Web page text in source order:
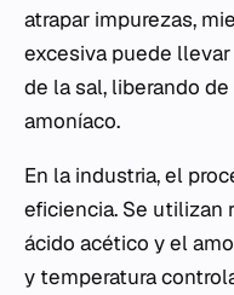
atrapar impurezas,
excesiva puede
de la sal, liberando
amoníaco.
En la industria, el
eficiencia. Se utilizan
ácido acético y el
y temperatura